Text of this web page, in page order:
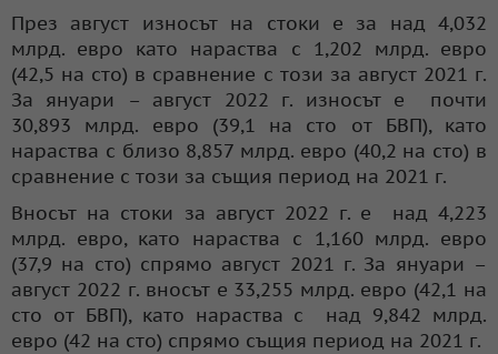
През август износът на стоки е за над 4,032
млрд. евро като нараства с 1,202 млрд. евро
(42,5 на сто) в сравнение с този за август 2021 г.
За януари – август 2022 г. износът е почти
30,893 млрд. евро (39,1 на сто от БВП), като
нараства с близо 8,857 млрд. евро (40,2 на сто) в
сравнение с този за същия период на 2021 г.
Вносът на стоки за август 2022 г. е над 4,223
млрд. евро, като нараства с 1,160 млрд. евро
(37,9 на сто) спрямо август 2021 г. За януари –
август 2022 г. вносът е 33,255 млрд. евро (42,1 на
сто от БВП), като нараства с над 9,842 млрд.
евро (42 на сто) спрямо същия период на 2021 г.